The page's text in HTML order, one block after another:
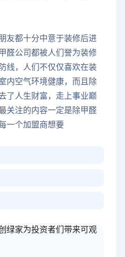
友都十分中意于装修后进
醛公司都被人们誉为装修
线，人们不仅仅喜欢在装
内空气环境健康，而且除
了人生财富，走上事业巅
关注的内容一定是除甲醛
一个加盟商想要